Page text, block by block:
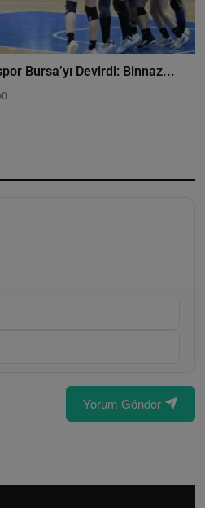
Bursa’yı Devirdi: Binnaz...
0
Yorum Gönder